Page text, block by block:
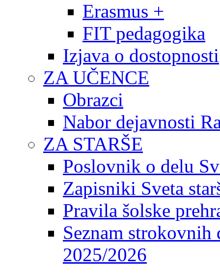
Erasmus +
FIT pedagogika
Izjava o dostopnosti
ZA UČENCE
Obrazci
Nabor dejavnosti
ZA STARŠE
Poslovnik o delu
Zapisniki Sveta
Pravila šolske
Seznam
2025/2026